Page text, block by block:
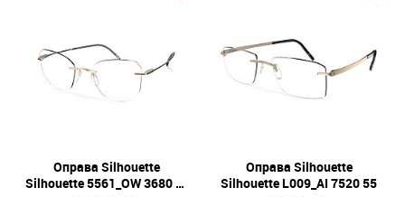
Оправа Silhouette
Silhouette 5561_OW 3680 54
Оправа Silhouette
Silhouette L009_AI 7520 55